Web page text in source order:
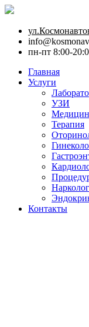
пн-пт 8:00-
Главная
Услуги
УЗИ
Терапия
Контакты